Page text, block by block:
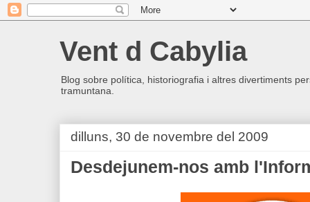
Vent d Cabylia
Blog sobre política, historiografia i altres divertiments
tramuntana.
dilluns, 30 de novembre del 2009
Desdejunem-nos amb